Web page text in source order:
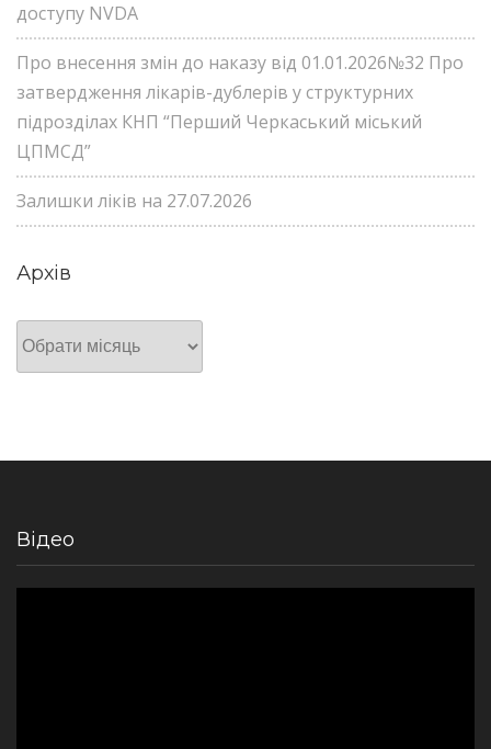
доступу NVDA
Про внесення змін до наказу від 01.01.2026№32 Про
затвердження лікарів-дублерів у структурних
підрозділах КНП “Перший Черкаський міський
ЦПМСД”
Залишки ліків на 27.07.2026
Архів
Архів
Відео